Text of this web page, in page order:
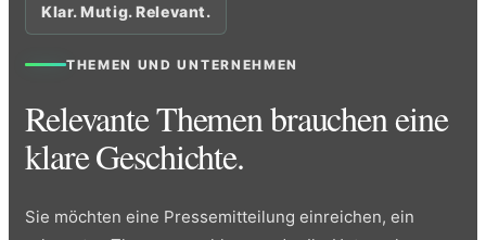
Klar. Mutig. Relevant.
THEMEN UND UNTERNEHMEN
Relevante Themen brauchen eine
klare Geschichte.
Sie möchten eine Pressemitteilung einreichen, ein